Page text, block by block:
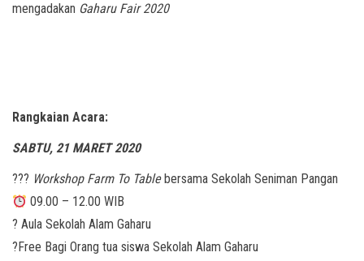
mengadakan Gaharu Fair 2020
Rangkaian Acara:
SABTU, 21 MARET 2020
??‍? Workshop Farm To Tablebersama Sekolah Seniman Pangan
09.00 – 12.00 WIB
? Aula Sekolah Alam Gaharu
?Free Bagi Orang tua siswa Sekolah Alam Gaharu